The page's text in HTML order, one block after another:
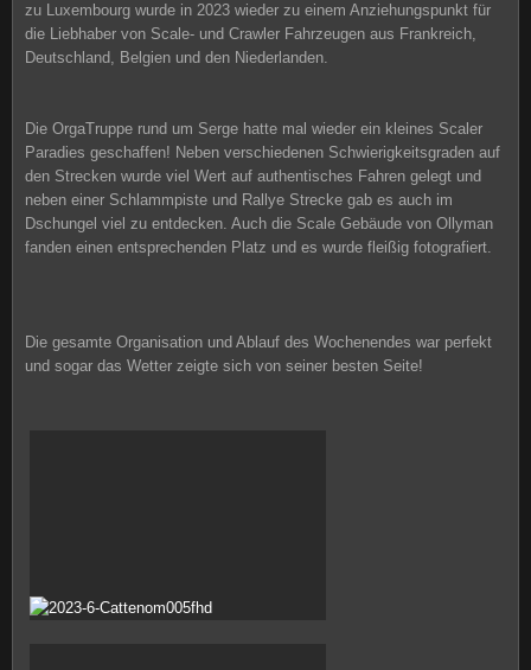
zu Luxembourg wurde in 2023 wieder zu einem Anziehungspunkt für
die Liebhaber von Scale- und Crawler Fahrzeugen aus Frankreich,
Deutschland, Belgien und den Niederlanden.
Die OrgaTruppe rund um Serge hatte mal wieder ein kleines Scaler
Paradies geschaffen! Neben verschiedenen Schwierigkeitsgraden auf
den Strecken wurde viel Wert auf authentisches Fahren gelegt und
neben einer Schlammpiste und Rallye Strecke gab es auch im
Dschungel viel zu entdecken. Auch die Scale Gebäude von Ollyman
fanden einen entsprechenden Platz und es wurde fleißig fotografiert.
Die gesamte Organisation und Ablauf des Wochenendes war perfekt
und sogar das Wetter zeigte sich von seiner besten Seite!